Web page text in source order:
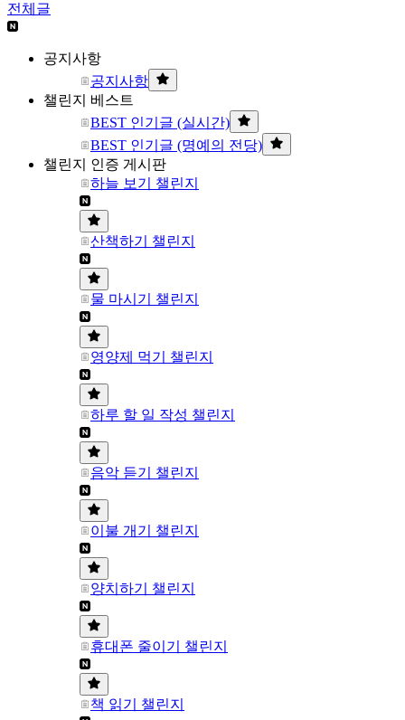
전체글
공지사항
공지사항
챌린지 베스트
BEST 인기글 (실시간)
BEST 인기글 (명예의 전당)
챌린지 인증 게시판
하늘 보기 챌린지
산책하기 챌린지
물 마시기 챌린지
영양제 먹기 챌린지
하루 할 일 작성 챌린지
음악 듣기 챌린지
이불 개기 챌린지
양치하기 챌린지
휴대폰 줄이기 챌린지
책 읽기 챌린지